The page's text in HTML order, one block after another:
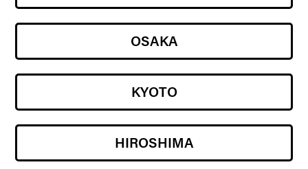
OSAKA
KYOTO
HIROSHIMA